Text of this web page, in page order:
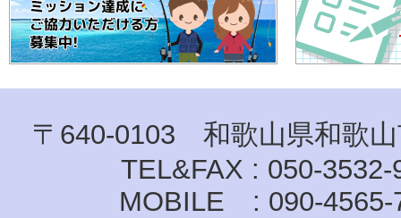
〒640-0103 和歌山県和歌山
TEL&FAX : 050-3532-
MOBILE : 090-4565-